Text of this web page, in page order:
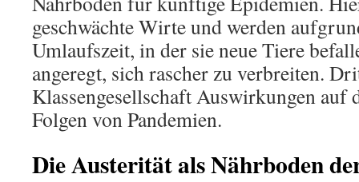
geschwächte Wirte und werden
Umlaufszeit, in der sie neue Tiere
angeregt, sich rascher zu verbreiten.
Klassengesellschaft Auswirkungen auf
Folgen von Pandemien.
Die Austerität als Nährboden